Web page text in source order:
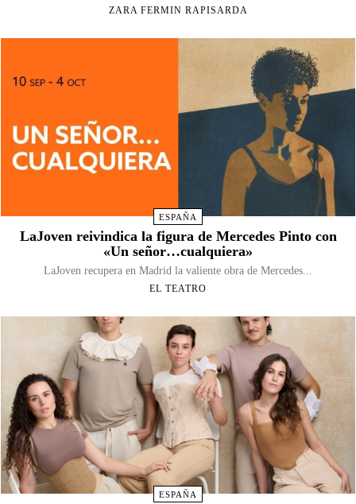
ZARA FERMIN RAPISARDA
ESPAÑA
LaJoven reivindica la figura de Mercedes Pinto con
«Un señor…cualquiera»
LaJoven recupera en Madrid la valiente obra de Mercedes...
EL TEATRO
ESPAÑA